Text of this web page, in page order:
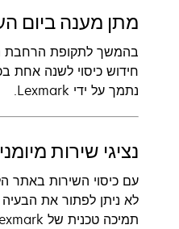
מתן מענה ביום
בהמשך לתקופת הרחבת
חידוש כיסוי לשנה אחת
נתמך על ידי Lexmark.
נציגי שירות
לא ניתן לפתור את הבעיה